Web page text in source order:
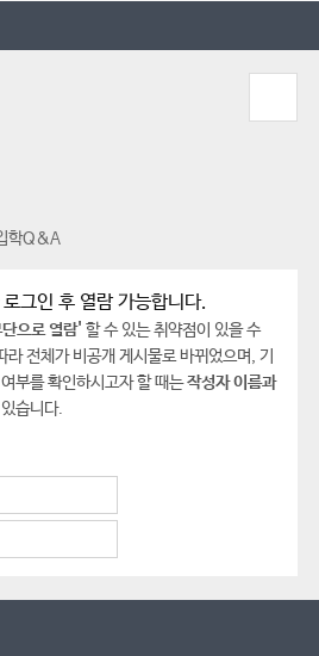
학Q&A
그인 후 열람 가능합니다.
단으로 열람'할 수 있는 취약점이 있을 수
전체가 비공개 게시물로 바뀌었으며, 기
부를 확인하시고자 할 때는작성자 이름과
습니다.